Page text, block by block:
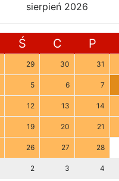
sierpień 2026
Ś C P
29 30 31
5 6 7
12 13 14
19 20 21
26 27 28
2 3 4